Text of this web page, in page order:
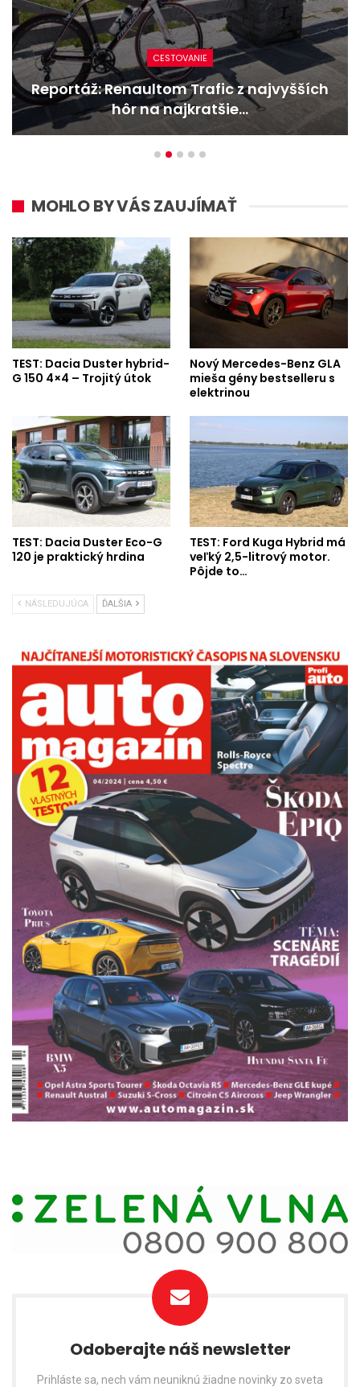
CESTOVANIE
Reportáž: Renaultom Trafic z najvyšších
hôr na najkratšie…
MOHLO BY VÁS ZAUJÍMAŤ
TEST: Dacia Duster hybrid-
G 150 4×4 – Trojitý útok
Nový Mercedes-Benz GLA
mieša gény bestselleru s
elektrinou
TEST: Dacia Duster Eco-G
120 je praktický hrdina
TEST: Ford Kuga Hybrid má
veľký 2,5-litrový motor.
Pôjde to…
NÁSLEDUJÚCA ĎALŠIA
Odoberajte náš newsletter
Prihláste sa, nech vám neuniknú žiadne novinky zo sveta